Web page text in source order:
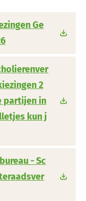
Ge
2
partijen in
kun j
- Sc